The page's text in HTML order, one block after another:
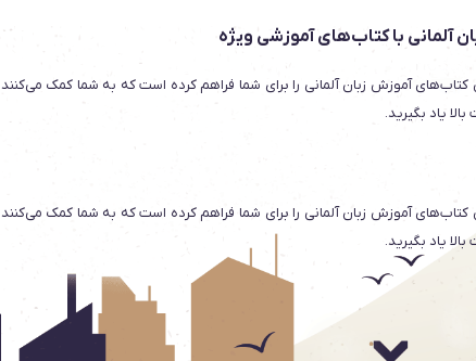
آلمانی با کتاب‌های آموزشی ویژه
آموزش زبان آلمانی را برای شما فراهم کرده است که به شما کمک
یاد بگیرید.
آموزش زبان آلمانی را برای شما فراهم کرده است که به شما کمک
یاد بگیرید.